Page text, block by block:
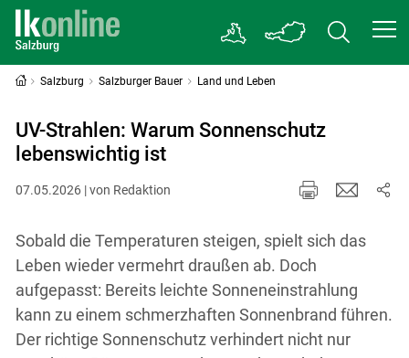
Salzburg Salzburger Bauer Land und Leben
UV-Strahlen: Warum Sonnenschutz
lebenswichtig ist
07.05.2026 | von Redaktion
Sobald die Temperaturen steigen, spielt sich das
Leben wieder vermehrt draußen ab. Doch
aufgepasst: Bereits leichte Sonneneinstrahlung
kann zu einem schmerzhaften Sonnenbrand führen.
Der richtige Sonnenschutz verhindert nicht nur